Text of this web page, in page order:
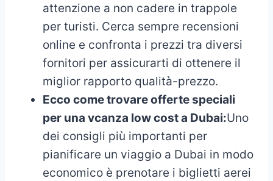
attenzione a non cadere in trappole
per turisti. Cerca sempre recensioni
online e confronta i prezzi tra diversi
fornitori per assicurarti di ottenere il
miglior rapporto qualità-prezzo.
Ecco come trovare offerte speciali
per una vcanza low cost a Dubai:Uno
dei consigli più importanti per
pianificare un viaggio a Dubai in modo
economico è prenotare i biglietti aerei